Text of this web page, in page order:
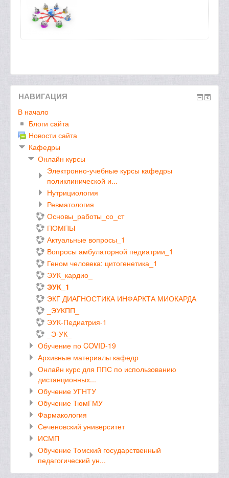
НАВИГАЦИЯ
В начало
Блоги сайта
Новости сайта
Кафедры
Онлайн курсы
Электронно-учебные курсы кафедры
поликлинической и...
Нутрициология
Ревматология
Основы_работы_со_ст
ПОМПЫ
Актуальные вопросы_1
Вопросы амбулаторной педиатрии_1
Геном человека: цитогенетика_1
ЭУК_кардио_
ЭУК_1
ЭКГ ДИАГНОСТИКА ИНФАРКТА МИОКАРДА
_ЭУКПП_
ЭУК-Педиатрия-1
_Э-УК_
Обучение по COVID-19
Архивные материалы кафедр
Онлайн курс для ППС по использованию
дистанционных...
Обучение УГНТУ
Обучение ТюмГМУ
Фармакология
Сеченовский университет
ИСМП
Обучение Томский государственный
педагогический ун...